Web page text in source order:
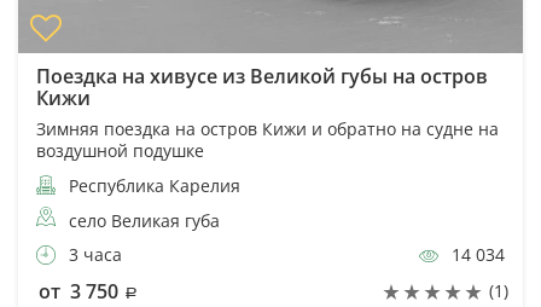
Поездка на хивусе из Великой губы на остров
Кижи
Зимняя поездка на остров Кижи и обратно на судне на
воздушной подушке
Республика Карелия
село Великая губа
3 часа
14 034
от 3 750 (1)